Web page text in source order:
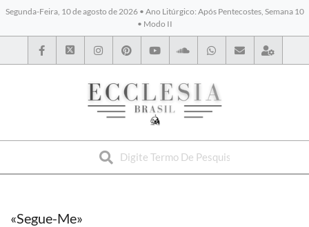
Segunda-Feira, 10 de agosto de 2026 • Ano Litúrgico: Após Pentecostes, Semana 10
• Modo II
BYBLOS
«Segue-Me»